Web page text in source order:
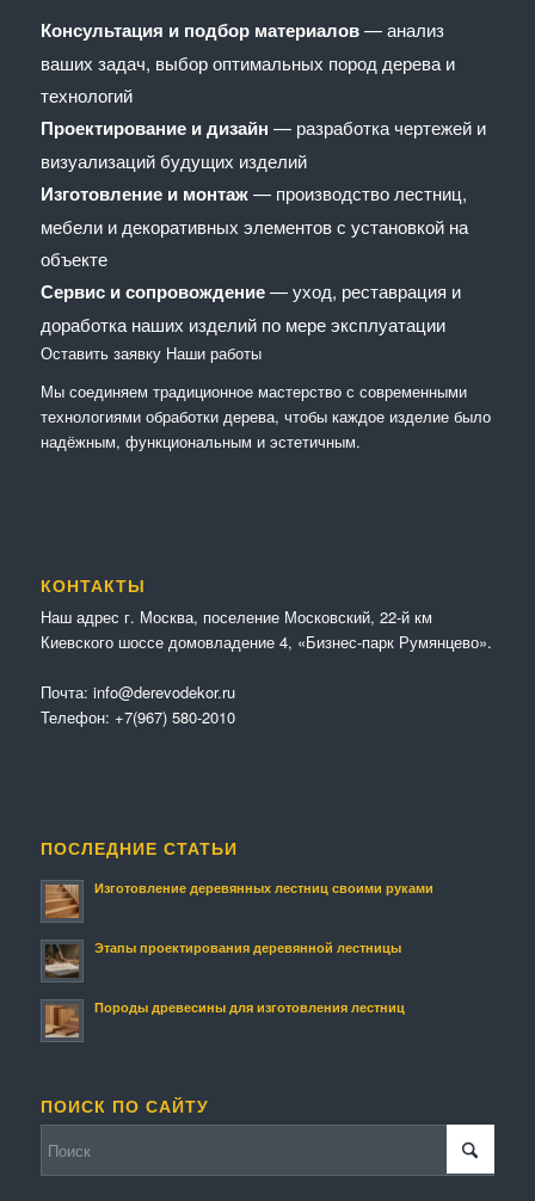
Консультация и подбор материалов— анализ
ваших задач, выбор оптимальных пород дерева и
технологий
Проектирование и дизайн — разработка чертежей и
визуализаций будущих изделий
Изготовление и монтаж— производство лестниц,
мебели и декоративных элементов с установкой на
объекте
Сервис и сопровождение— уход, реставрация и
доработка наших изделий по мере эксплуатации
Оставить заявку Наши работы
Мы соединяем традиционное мастерство с современными
технологиями обработки дерева, чтобы каждое изделие было
надёжным, функциональным и эстетичным.
КОНТАКТЫ
Наш адрес г. Москва, поселение Московский, 22-й км
Киевского шоссе домовладение 4, «Бизнес-парк Румянцево».
Почта: info@derevodekor.ru
Телефон: +7(967) 580-2010
ПОСЛЕДНИЕ СТАТЬИ
Изготовление деревянных лестниц своими руками
Этапы проектирования деревянной лестницы
Породы древесины для изготовления лестниц
ПОИСК ПО САЙТУ